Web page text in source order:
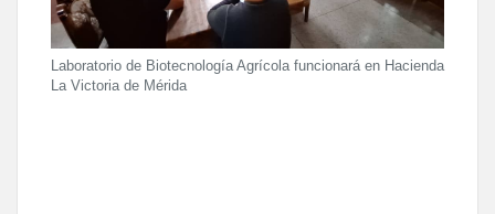
Laboratorio de Biotecnología Agrícola funcionará en Hacienda
La Victoria de Mérida